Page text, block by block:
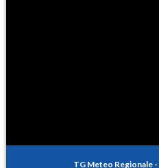
TG Meteo Regionale -